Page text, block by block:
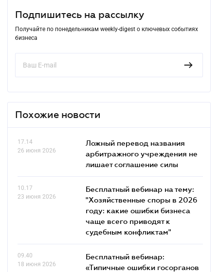
Подпишитесь на рассылку
Получайте по понедельникам weekly-digest о ключевых событиях
бизнеса
Похожие новости
17.14
26 июня 2026
Ложный перевод названия
арбитражного учреждения не
лишает соглашение силы
10.17
23 июня 2026
Бесплатный вебинар на тему:
"Хозяйственные споры в 2026
году: какие ошибки бизнеса
чаще всего приводят к
судебным конфликтам"
09.40
18 июня 2026
Бесплатный вебинар:
«Типичные ошибки госорганов